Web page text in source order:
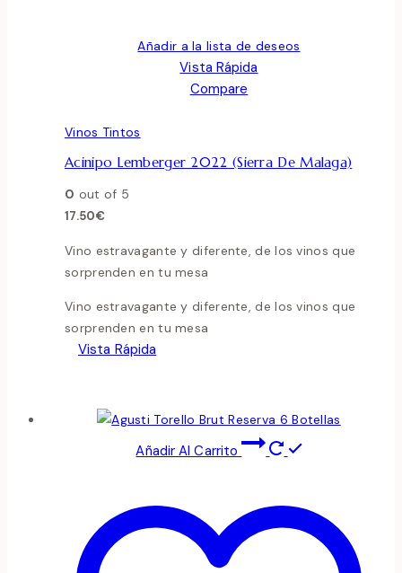
Añadir a la lista de deseos
Vista Rápida
Compare
Vinos Tintos
Acinipo Lemberger 2022 (Sierra De Malaga)
0 out of 5
17.50€
Vino estravagante y diferente, de los vinos que
sorprenden en tu mesa
Vino estravagante y diferente, de los vinos que
sorprenden en tu mesa
Vista Rápida
Añadir Al Carrito